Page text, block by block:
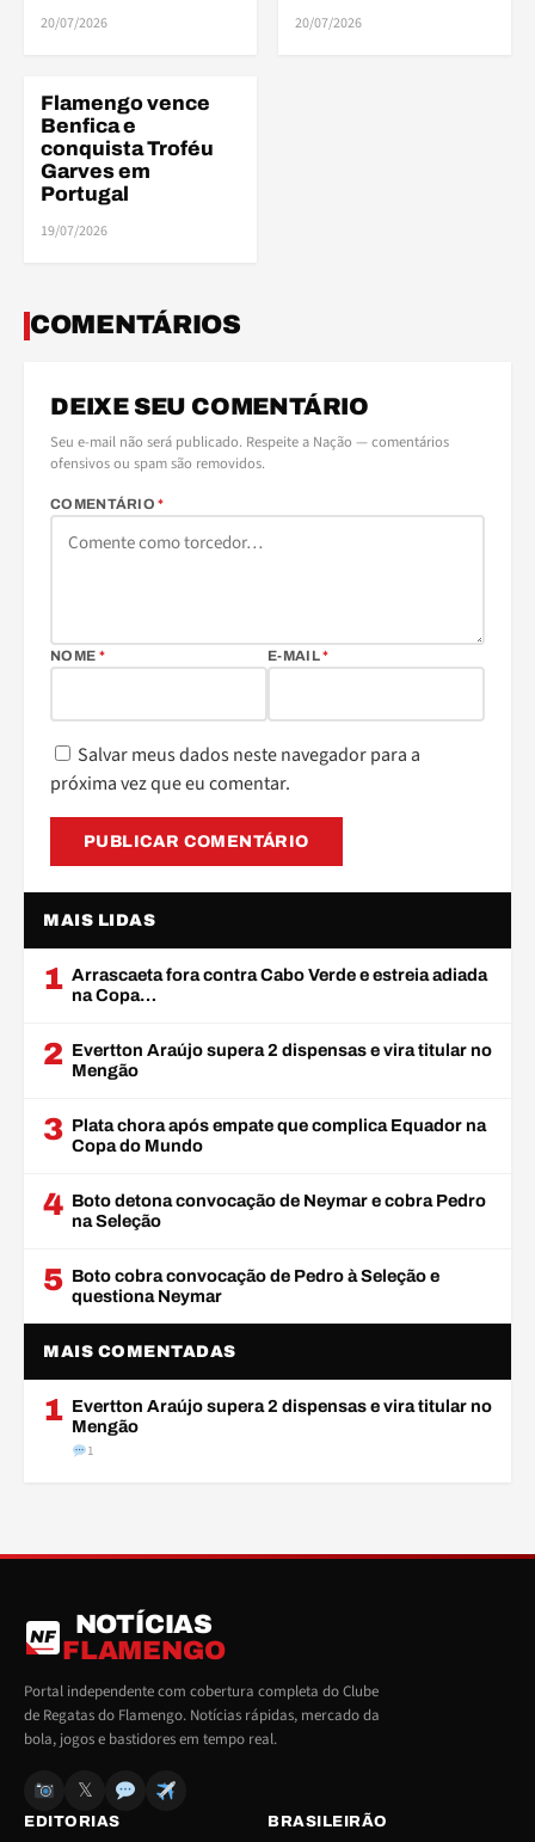
20/07/2026 20/07/2026
AMISTOSOS
Flamengo vence
Benfica e
conquista Troféu
Garves em
Portugal
19/07/2026
COMENTÁRIOS
DEIXE SEU COMENTÁRIO
Seu e-mail não será publicado. Respeite a Nação — comentários
ofensivos ou spam são removidos.
COMENTÁRIO*
NOME * E-MAIL*
Salvar meus dados neste navegador para a
próxima vez que eu comentar.
MAIS LIDAS
1 Arrascaeta fora contra Cabo Verde e estreia adiada
na Copa…
2 Evertton Araújo supera 2 dispensas e vira titular no
Mengão
3 Plata chora após empate que complica Equador na
Copa do Mundo
4 Boto detona convocação de Neymar e cobra Pedro
na Seleção
5 Boto cobra convocação de Pedro à Seleção e
questiona Neymar
MAIS COMENTADAS
1 Evertton Araújo supera 2 dispensas e vira titular no
Mengão
1
NF
NOTÍCIAS
FLAMENGO
Portal independente com cobertura completa do Clube
de Regatas do Flamengo. Notícias rápidas, mercado da
bola, jogos e bastidores em tempo real.
𝕏
EDITORIAS BRASILEIRÃO